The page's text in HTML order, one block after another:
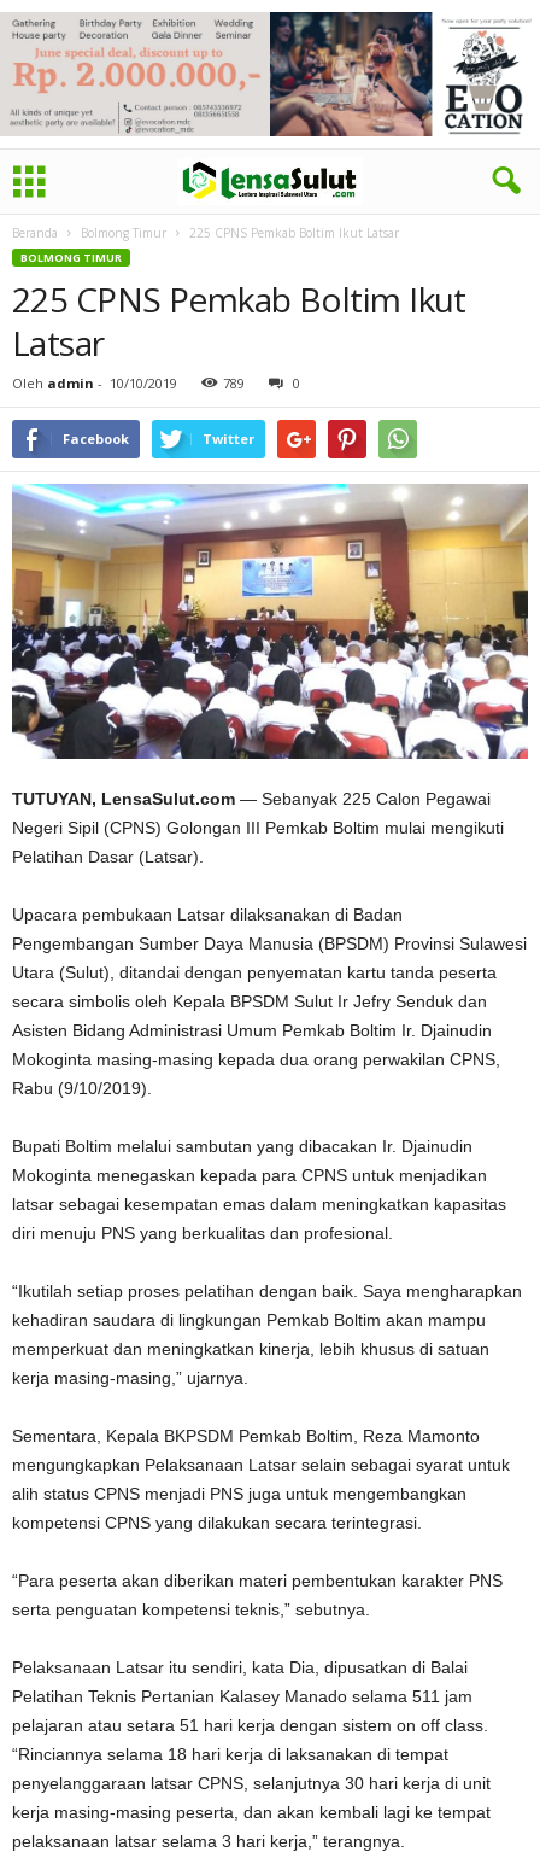
Beranda Bolmong Timur 225 CPNS Pemkab Boltim Ikut Latsar
BOLMONG TIMUR
225 CPNS Pemkab Boltim Ikut
Latsar
Oleh admin - 10/10/2019 789 0
Facebook Twitter
TUTUYAN, LensaSulut.com — Sebanyak 225 Calon Pegawai
Negeri Sipil (CPNS) Golongan III Pemkab Boltim mulai mengikuti
Pelatihan Dasar (Latsar).
Upacara pembukaan Latsar dilaksanakan di Badan
Pengembangan Sumber Daya Manusia (BPSDM) Provinsi Sulawesi
Utara (Sulut), ditandai dengan penyematan kartu tanda peserta
secara simbolis oleh Kepala BPSDM Sulut Ir Jefry Senduk dan
Asisten Bidang Administrasi Umum Pemkab Boltim Ir. Djainudin
Mokoginta masing-masing kepada dua orang perwakilan CPNS,
Rabu (9/10/2019).
Bupati Boltim melalui sambutan yang dibacakan Ir. Djainudin
Mokoginta menegaskan kepada para CPNS untuk menjadikan
latsar sebagai kesempatan emas dalam meningkatkan kapasitas
diri menuju PNS yang berkualitas dan profesional.
“Ikutilah setiap proses pelatihan dengan baik. Saya mengharapkan
kehadiran saudara di lingkungan Pemkab Boltim akan mampu
memperkuat dan meningkatkan kinerja, lebih khusus di satuan
kerja masing-masing,” ujarnya.
Sementara, Kepala BKPSDM Pemkab Boltim, Reza Mamonto
mengungkapkan Pelaksanaan Latsar selain sebagai syarat untuk
alih status CPNS menjadi PNS juga untuk mengembangkan
kompetensi CPNS yang dilakukan secara terintegrasi.
“Para peserta akan diberikan materi pembentukan karakter PNS
serta penguatan kompetensi teknis,” sebutnya.
Pelaksanaan Latsar itu sendiri, kata Dia, dipusatkan di Balai
Pelatihan Teknis Pertanian Kalasey Manado selama 511 jam
pelajaran atau setara 51 hari kerja dengan sistem on off class.
“Rinciannya selama 18 hari kerja di laksanakan di tempat
penyelanggaraan latsar CPNS, selanjutnya 30 hari kerja di unit
kerja masing-masing peserta, dan akan kembali lagi ke tempat
pelaksanaan latsar selama 3 hari kerja,” terangnya.